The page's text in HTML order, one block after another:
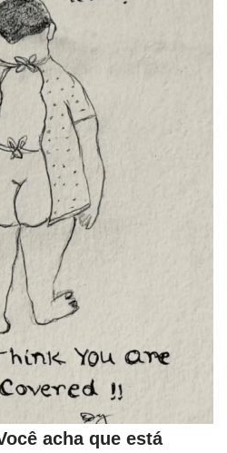
acha que está